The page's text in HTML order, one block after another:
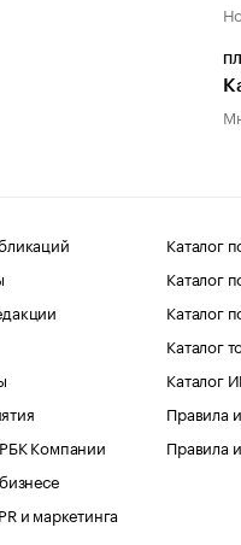
Компании
и маркетинга
Каталог
Каталог
Каталог
Каталог
Каталог
Правила
Правила